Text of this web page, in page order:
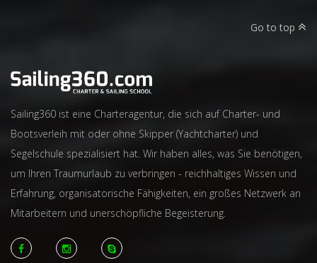
Go to top
Sailing360 ist eine Charteragentur, die sich auf Charter- und
Bootsverleih mit oder ohne Skipper (Yachtcharter) und
Segelschule spezialisiert hat. Wir haben alles, was Sie benötigen,
um Ihren Traumurlaub zu verbringen - reichhaltiges Wissen und
Erfahrung, organisatorische Fähigkeiten, ein großes Netzwerk an
Mitarbeitern und unerschöpfliche Begeisterung.